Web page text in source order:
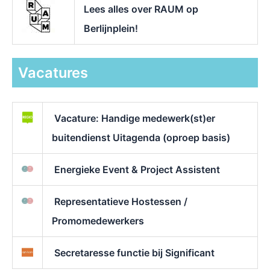
Lees alles over RAUM op
Berlijnplein!
Vacatures
Vacature: Handige medewerk(st)er
buitendienst Uitagenda (oproep basis)
Energieke Event & Project Assistent
Representatieve Hostessen /
Promomedewerkers
Secretaresse functie bij Significant